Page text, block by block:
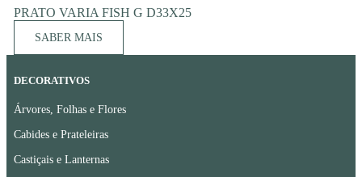
PRATO VARIA FISH G D33X25
SABER MAIS
DECORATIVOS
Árvores, Folhas e Flores
Cabides e Prateleiras
Castiçais e Lanternas